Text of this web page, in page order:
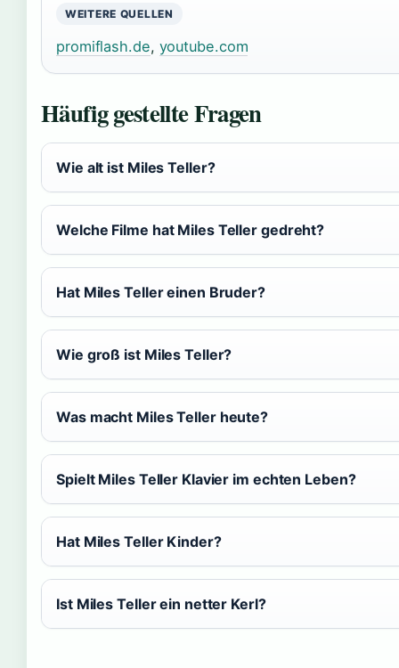
WEITERE QUELLEN
promiflash.de, youtube.com
Häufig gestellte Fragen
Wie alt ist Miles Teller?
Welche Filme hat Miles Teller gedreht?
Hat Miles Teller einen Bruder?
Wie groß ist Miles Teller?
Was macht Miles Teller heute?
Spielt Miles Teller Klavier im echten Leben?
Hat Miles Teller Kinder?
Ist Miles Teller ein netter Kerl?